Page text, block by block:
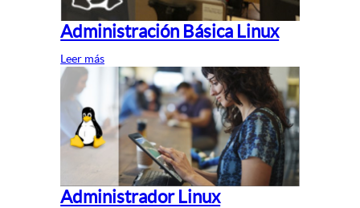
Administración Básica Linux
Leer más
Administrador Linux